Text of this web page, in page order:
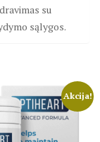
su
sąlygos.
Akcija!